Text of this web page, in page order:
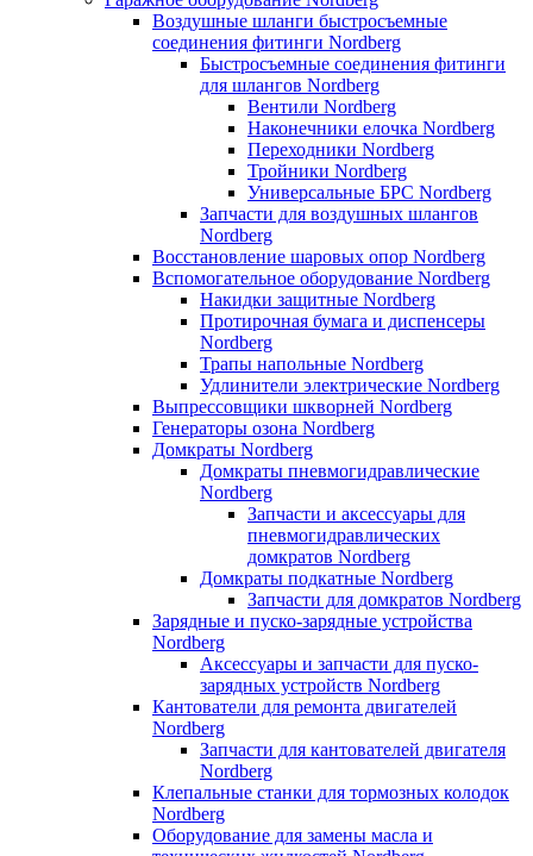
Воздушные шланги быстросъемные
соединения фитинги Nordberg
Быстросъемные соединения фитинги
для шлангов Nordberg
Вентили Nordberg
Наконечники елочка Nordberg
Переходники Nordberg
Тройники Nordberg
Универсальные БРС Nordberg
Запчасти для воздушных шлангов
Nordberg
Восстановление шаровых опор Nordberg
Вспомогательное оборудование Nordberg
Накидки защитные Nordberg
Протирочная бумага и диспенсеры
Nordberg
Трапы напольные Nordberg
Удлинители электрические Nordberg
Выпрессовщики шкворней Nordberg
Генераторы озона Nordberg
Домкраты Nordberg
Домкраты пневмогидравлические
Nordberg
Запчасти и аксессуары для
пневмогидравлических
домкратов Nordberg
Домкраты подкатные Nordberg
Запчасти для домкратов Nordberg
Зарядные и пуско-зарядные устройства
Nordberg
Аксессуары и запчасти для пуско-
зарядных устройств Nordberg
Кантователи для ремонта двигателей
Nordberg
Запчасти для кантователей двигателя
Nordberg
Клепальные станки для тормозных колодок
Nordberg
Оборудование для замены масла и